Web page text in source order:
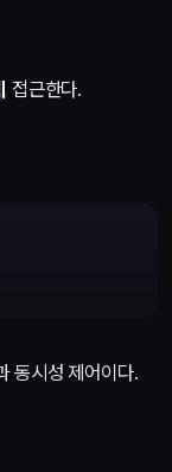
접근한다.
동시성 제어이다.